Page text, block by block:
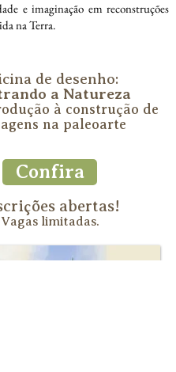
e imaginação em reconstruções
na Terra.
de desenho:
a Natureza
à construção de
na paleoarte
Confira
abertas!
Vagas limitadas.